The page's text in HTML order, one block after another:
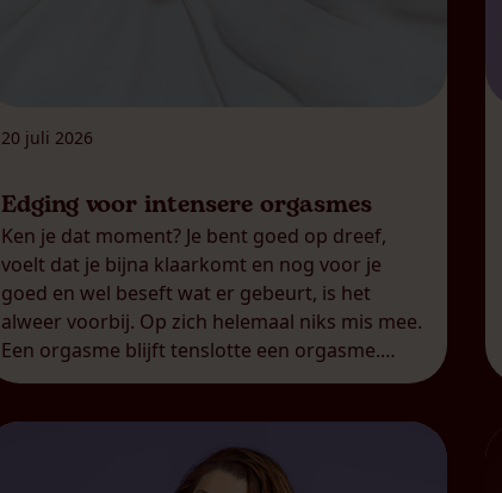
20 juli 2026
Edging voor intensere orgasmes
Ken je dat moment? Je bent goed op dreef,
voelt dat je bijna klaarkomt en nog voor je
goed en wel beseft wat er gebeurt, is het
alweer voorbij. Op zich helemaal niks mis mee.
Een orgasme blijft tenslotte een orgasme.
Maar soms lig je nadien toch met zo’n gevoel